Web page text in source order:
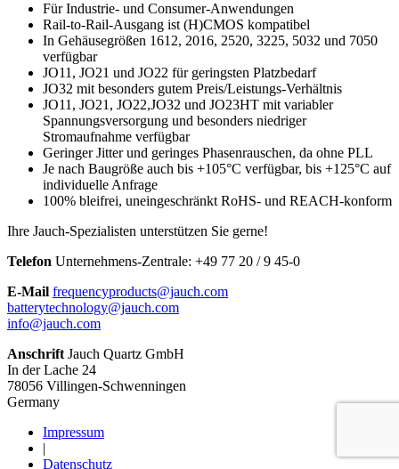
Für Industrie- und Consumer-Anwendungen
Rail-to-Rail-Ausgang ist (H)CMOS kompatibel
In Gehäusegrößen 1612, 2016, 2520, 3225, 5032 und 7050
verfügbar
JO11, JO21 und JO22 für geringsten Platzbedarf
JO32 mit besonders gutem Preis/Leistungs-Verhältnis
JO11, JO21, JO22,JO32 und JO23HT mit variabler
Spannungsversorgung und besonders niedriger
Stromaufnahme verfügbar
Geringer Jitter und geringes Phasenrauschen, da ohne PLL
Je nach Baugröße auch bis +105°C verfügbar, bis +125°C auf
individuelle Anfrage
100% bleifrei, uneingeschränkt RoHS- und REACH-konform
Ihre Jauch-Spezialisten unterstützen Sie gerne!
Telefon Unternehmens-Zentrale: +49 77 20 / 9 45-0
E-Mail frequencyproducts@jauch.com
batterytechnology@jauch.com
info@jauch.com
Anschrift Jauch Quartz GmbH
In der Lache 24
78056 Villingen-Schwenningen
Germany
Impressum
|
Datenschutz